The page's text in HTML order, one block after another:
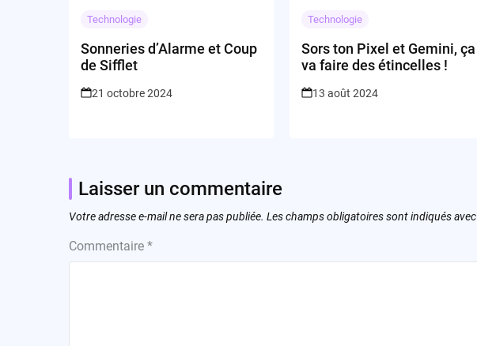
Technologie
Sonneries d’Alarme et Coup
de Sifflet
21 octobre 2024
Technologie
Sors ton Pixel et Gemini, ça
va faire des étincelles !
13 août 2024
Laisser un commentaire
Votre adresse e-mail ne sera pas publiée. Les champs obligatoires sont indiqués avec
Commentaire *